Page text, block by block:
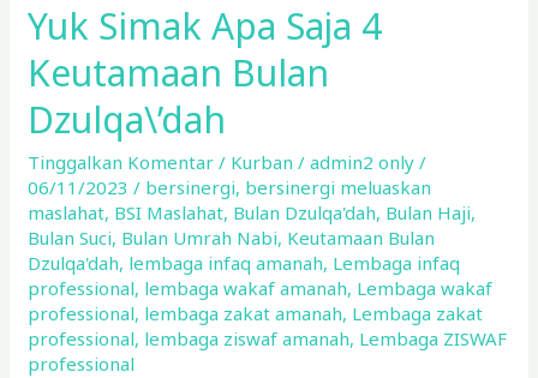
Yuk Simak Apa Saja 4
Keutamaan Bulan
Dzulqa\’dah
Tinggalkan Komentar / Kurban /admin2 only/
06/11/2023/ bersinergi, bersinergi meluaskan
maslahat, BSI Maslahat, Bulan Dzulqa'dah, Bulan Haji,
Bulan Suci, Bulan Umrah Nabi, Keutamaan Bulan
Dzulqa'dah, lembaga infaq amanah, Lembaga infaq
professional, lembaga wakaf amanah, Lembaga wakaf
professional, lembaga zakat amanah, Lembaga zakat
professional, lembaga ziswaf amanah, Lembaga ZISWAF
professional
Yuk
Simak
Apa
Saja
4
Keutamaan
Bulan
Dzulqa\’dah